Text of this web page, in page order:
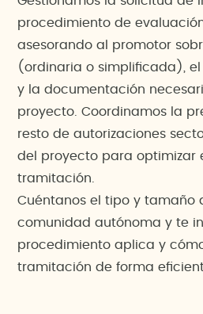
procedimiento de
asesorando al promotor
(ordinaria o simplificada),
y la documentación
proyecto. Coordinamos la
resto de autorizaciones
del proyecto para optimizar
tramitación.
Cuéntanos el tipo y tamaño
comunidad autónoma y te
procedimiento aplica y
tramitación de forma